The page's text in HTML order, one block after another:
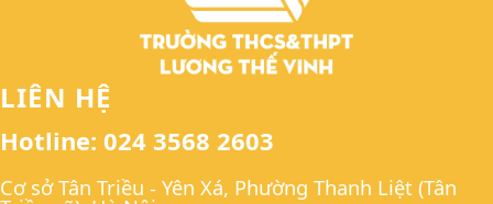
LIÊN HỆ
Hotline: 024 3568 2603
Cơ sở Tân Triều - Yên Xá, Phường Thanh Liệt (Tân